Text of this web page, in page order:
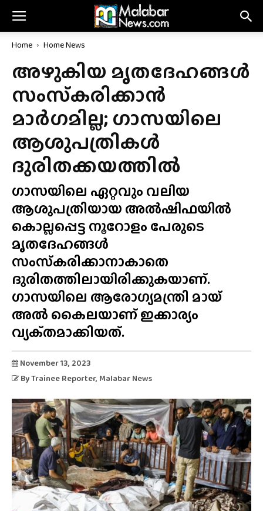
Home Home News
അഴുകിയ മൃതദേഹങ്ങൾ
സംസ്‌കരിക്കാൻ
മാർഗമില്ല; ഗാസയിലെ
ആശുപത്രികൾ
ദുരിതക്കയത്തിൽ
ഗാസയിലെ ഏറ്റവും വലിയ
ആശുപത്രിയായ അൽഷിഫയിൽ
കൊല്ലപ്പെട്ട നൂറോളം പേരുടെ
മൃതദേഹങ്ങൾ
സംസ്‌കരിക്കാനാകാതെ
ദുരിതത്തിലായിരിക്കുകയാണ്.
ഗാസയിലെ ആരോഗ്യമന്ത്രി മായ്
അൽ കൈലയാണ് ഇക്കാര്യം
വ്യക്‌തമാക്കിയത്‌.
November 13, 2023
ByTrainee Reporter, Malabar News